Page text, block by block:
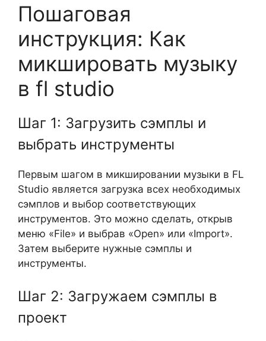
Пошаговая
инструкция: Как
микшировать музыку
в fl studio
Шаг 1: Загрузить сэмплы и
выбрать инструменты
Первым шагом в микшировании музыки в FL
Studio является загрузка всех необходимых
сэмплов и выбор соответствующих
инструментов. Это можно сделать, открыв
меню «File» и выбрав «Open» или «Import».
Затем выберите нужные сэмплы и
инструменты.
Шаг 2: Загружаем сэмплы в
проект